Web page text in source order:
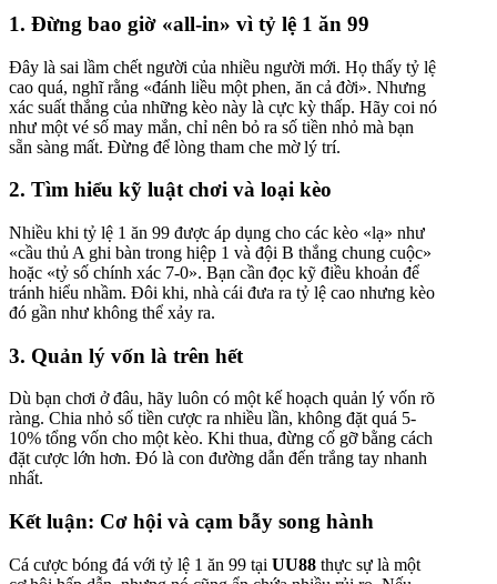
1. Đừng bao giờ «all-in» vì tỷ lệ 1 ăn 99
Đây là sai lầm chết người của nhiều người mới. Họ thấy tỷ lệ
cao quá, nghĩ rằng «đánh liều một phen, ăn cả đời». Nhưng
xác suất thắng của những kèo này là cực kỳ thấp. Hãy coi nó
như một vé số may mắn, chỉ nên bỏ ra số tiền nhỏ mà bạn
sẵn sàng mất. Đừng để lòng tham che mờ lý trí.
2. Tìm hiểu kỹ luật chơi và loại kèo
Nhiều khi tỷ lệ 1 ăn 99 được áp dụng cho các kèo «lạ» như
«cầu thủ A ghi bàn trong hiệp 1 và đội B thắng chung cuộc»
hoặc «tỷ số chính xác 7-0». Bạn cần đọc kỹ điều khoản để
tránh hiểu nhầm. Đôi khi, nhà cái đưa ra tỷ lệ cao nhưng kèo
đó gần như không thể xảy ra.
3. Quản lý vốn là trên hết
Dù bạn chơi ở đâu, hãy luôn có một kế hoạch quản lý vốn rõ
ràng. Chia nhỏ số tiền cược ra nhiều lần, không đặt quá 5-
10% tổng vốn cho một kèo. Khi thua, đừng cố gỡ bằng cách
đặt cược lớn hơn. Đó là con đường dẫn đến trắng tay nhanh
nhất.
Kết luận: Cơ hội và cạm bẫy song hành
Cá cược bóng đá với tỷ lệ 1 ăn 99 tại UU88 thực sự là một